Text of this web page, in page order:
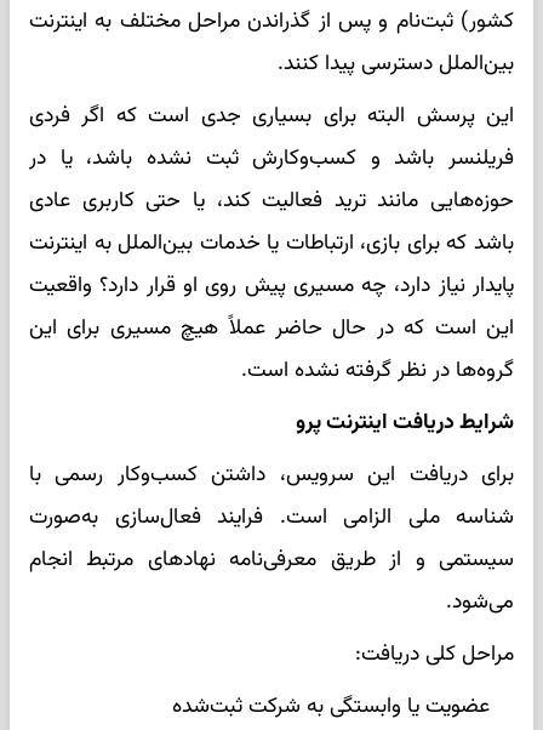
کشور) ثبت‌نام و پس از گذراندن مراحل مختلف به اینترنت
بین‌الملل دسترسی پیدا کنند.
این پرسش البته برای بسیاری جدی است که اگر فردی
فریلنسر باشد و کسب‌وکارش ثبت نشده باشد، یا در
حوزه‌هایی مانند ترید فعالیت کند، یا حتی کاربری عادی
باشد که برای بازی، ارتباطات یا خدمات بین‌الملل به اینترنت
پایدار نیاز دارد، چه مسیری پیش روی او قرار دارد؟ واقعیت
این است که در حال حاضر عملاً هیچ مسیری برای این
گروه‌ها در نظر گرفته نشده است.
شرایط دریافت اینترنت پرو
برای دریافت این سرویس، داشتن کسب‌وکار رسمی با
شناسه ملی الزامی است. فرایند فعال‌سازی به‌صورت
سیستمی و از طریق معرفی‌نامه نهادهای مرتبط انجام
می‌شود.
مراحل کلی دریافت:
عضویت یا وابستگی به شرکت ثبت‌شده